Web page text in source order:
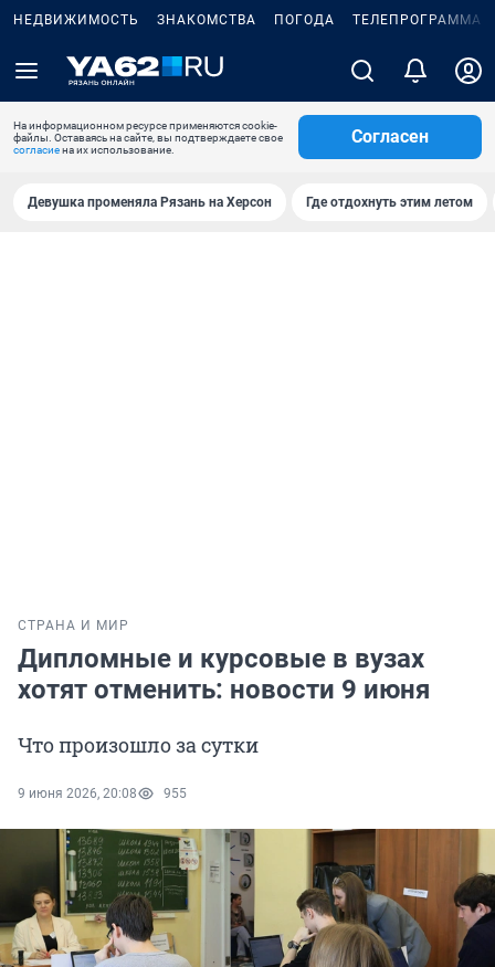
НЕДВИЖИМОСТЬ ЗНАКОМСТВА ПОГОДА ТЕЛЕПРОГРАММА
На информационном ресурсе применяются cookie-
файлы. Оставаясь на сайте, вы подтверждаете свое
согласиена их использование.
Согласен
Девушка променяла Рязань на Херсон Где отдохнуть этим летом
СТРАНА И МИР
Дипломные и курсовые в вузах
хотят отменить: новости 9 июня
Что произошло за сутки
9 июня 2026, 20:08 955